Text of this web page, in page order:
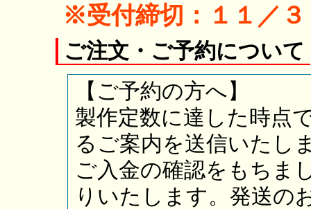
※受付締切：１１／
ご注文・ご予約について
【ご予約の方へ】
製作定数に達した時点
るご案内を送信いたし
ご入金の確認をもちま
りいたします。発送の